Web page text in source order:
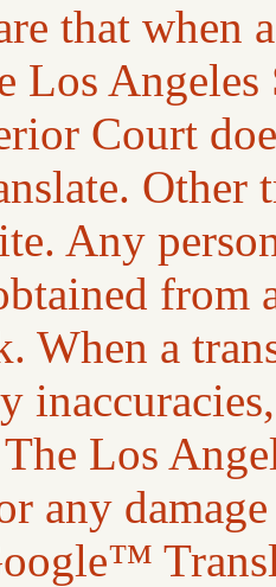
that
Los
Court
Other
Any
from
When a
Los
any